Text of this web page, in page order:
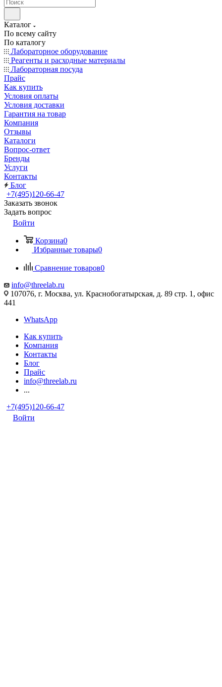
Каталог
По всему сайту
По каталогу
Лабораторное оборудование
Реагенты и расходные материалы
Лабораторная посуда
Прайс
Как купить
Условия оплаты
Условия доставки
Гарантия на товар
Компания
Отзывы
Каталоги
Вопрос-ответ
Бренды
Услуги
Контакты
Блог
+7(495)120-66-47
Заказать звонок
Задать вопрос
Войти
Корзина0
Избранные товары0
Сравнение товаров0
info@threelab.ru
107076, г. Москва, ул. Краснобогатырская, д. 89 стр. 1, офис
441
WhatsApp
Как купить
Компания
Контакты
Блог
Прайс
info@threelab.ru
...
+7(495)120-66-47
Войти